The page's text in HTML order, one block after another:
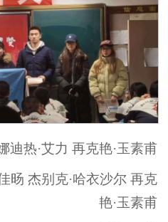
迪热·艾力 再克艳·玉素甫
旸 杰别克·哈衣沙尔 再克
艳·玉素甫